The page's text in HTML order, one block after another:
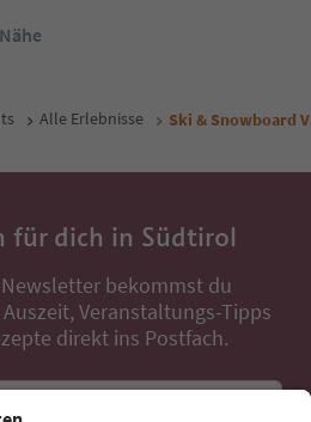
Alle Erlebnisse Ski & Snowboard
für dich in Südtirol
bekommst du
Veranstaltungs-Tipps
direkt ins Postfach.